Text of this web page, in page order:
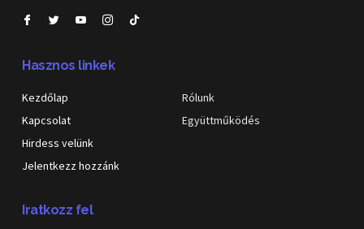
Hasznos linkek
Kezdőlap
Kapcsolat
Hirdess velünk
Jelentkezz hozzánk
Rólunk
Együttműködés
Iratkozz fel